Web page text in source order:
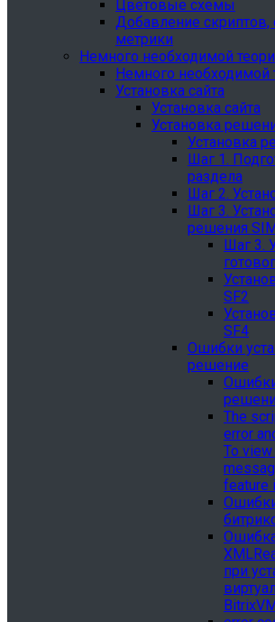
Цветовые схемы
Добавление скриптов,
метрики
Немного необходимой
Немного необходимой
Установка сайта
Установка сайта
Установка
Установка
Шаг 1.
раздела
Шаг 2.
Шаг 3.
решения
Шаг 3.
SF2
SF4
Ошибки
решение
The
error
To
feature
при